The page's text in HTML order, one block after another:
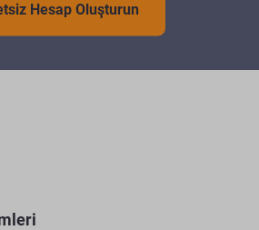
Hesap Oluşturun